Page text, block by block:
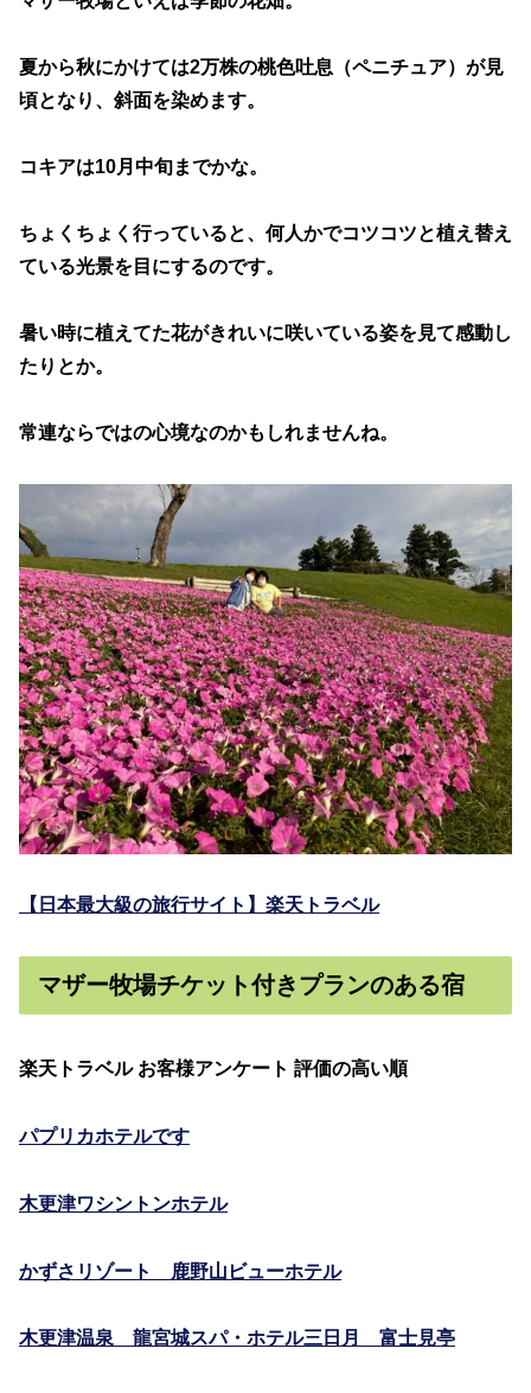
夏から秋にかけては2万株の桃色吐息（ペニチュア）が見
頃となり、斜面を染めます。
コキアは10月中旬までかな。
ちょくちょく行っていると、何人かでコツコツと植え替え
ている光景を目にするのです。
暑い時に植えてた花がきれいに咲いている姿を見て感動し
たりとか。
常連ならではの心境なのかもしれませんね。
【日本最大級の旅行サイト】楽天トラベル
マザー牧場チケット付きプランのある宿
楽天トラベル お客様アンケート 評価の高い順
パプリカホテルです
木更津ワシントンホテル
かずさリゾート 鹿野山ビューホテル
木更津温泉 龍宮城スパ・ホテル三日月 富士見亭